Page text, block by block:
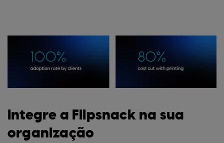
Integre a Flipsnack na sua
organização